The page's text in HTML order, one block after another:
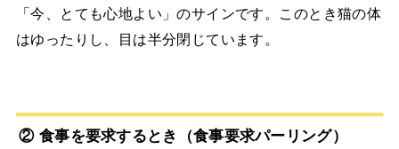
「今、とても心地よい」のサインです。このとき猫の体
はゆったりし、目は半分閉じています。
② 食事を要求するとき（食事要求パーリング）